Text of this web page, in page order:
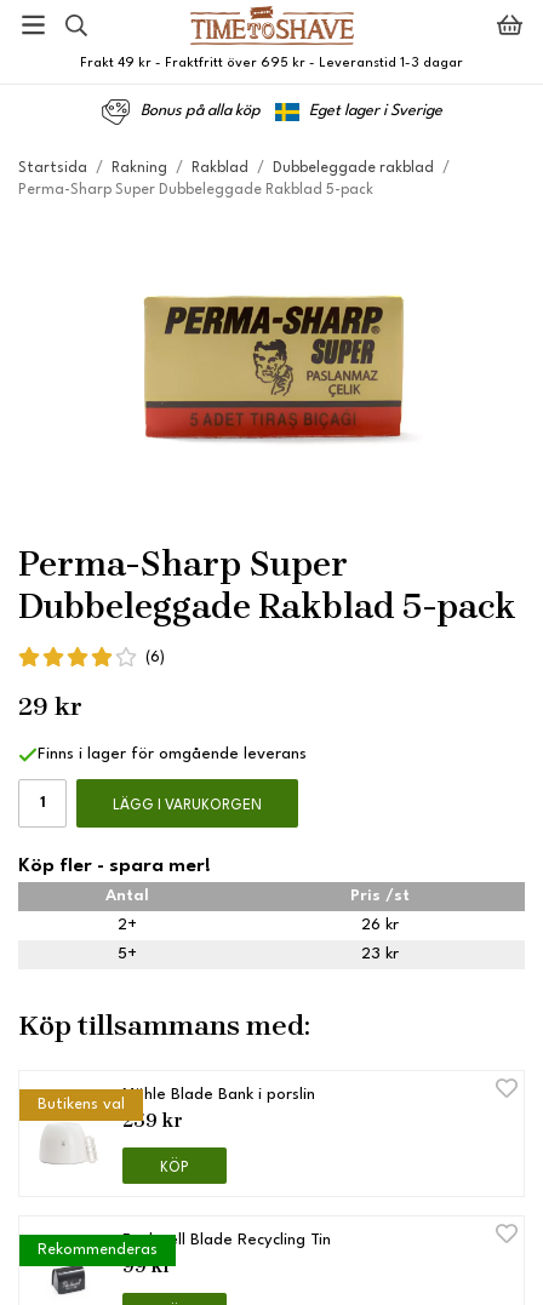
Frakt 49 kr - Fraktfritt över 695 kr - Leveranstid 1-3 dagar
Bonus på alla köp Eget lager i Sverige
Startsida / Rakning / Rakblad / Dubbeleggade rakblad
/
Perma-Sharp Super Dubbeleggade Rakblad 5-pack
Perma-Sharp Super
Dubbeleggade Rakblad 5-pack
(6)
29 kr
Finns i lager för omgående leverans
LÄGG I VARUKORGEN
Köp fler - spara mer!
Antal
Pris /st
2+
26 kr
5+
23 kr
Köp tillsammans med:
Butikens val
Mühle Blade Bank i porslin
259 kr
KÖP
Rekommenderas
Rockwell Blade Recycling Tin
99 kr